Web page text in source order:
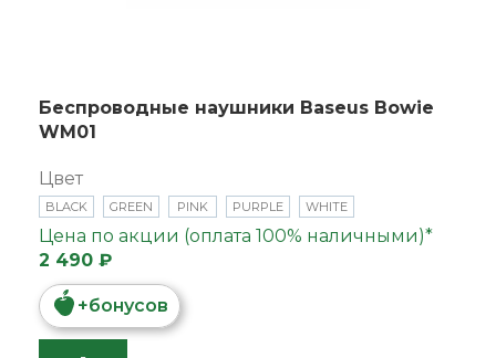
Беспроводные наушники Baseus Bowie
WM01
Цвет
BLACK GREEN PINK PURPLE WHITE
Цена по акции (оплата 100% наличными)*
2 490 ₽
+бонусов